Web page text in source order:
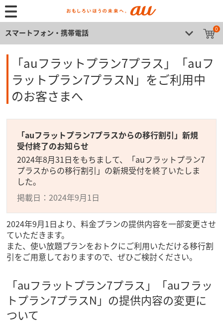
スマートフォン・携帯電話 0
「auフラットプラン7プラス」「auフ
ラットプラン7プラスN」をご利用中
のお客さまへ
「auフラットプラン7プラスからの移行割引」新規
受付終了のお知らせ
2024年8月31日をもちまして、「auフラットプラン7
プラスからの移行割引」の新規受付を終了いたしま
した。
掲載日：2024年9月1日
2024年9月1日より、料金プランの提供内容を一部変更させ
ていただきます。
また、使い放題プランをおトクにご利用いただける移行割
引をご用意しておりますので、ぜひご検討ください。
「auフラットプラン7プラス」「auフラッ
トプラン7プラスN」の提供内容の変更に
ついて